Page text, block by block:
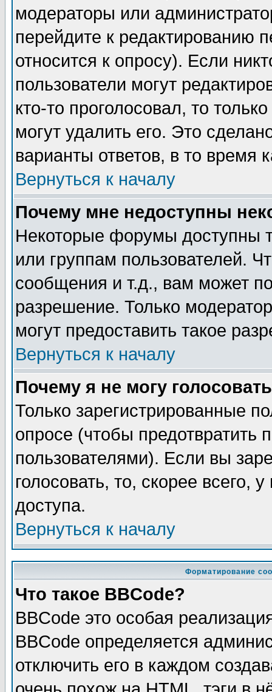
модераторы или
перейдите к редактированию
относится к опросу). Если
пользователи могут
кто-то проголосовал, то
могут удалить его. Это
варианты ответов, в то время
Вернуться к началу
Почему мне недоступны
Некоторые форумы доступны
или группам пользователей.
сообщения и т.д., вам может
разрешение. Только
могут предоставить такое
Вернуться к началу
Почему я не могу
Только зарегистрированные
опросе (чтобы предотвратить
пользователями). Если вы
голосовать, то, скорее всего,
доступа.
Вернуться к началу
Форматирование
Что такое BBCode?
BBCode это особая
BBCode определяется
отключить его в каждом